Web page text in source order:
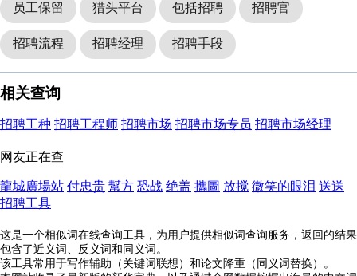
员工保留 猎头平台 包括招聘 招聘官
招聘流程 招聘经理 招聘手段
相关查询
招聘工种 招聘工程师 招聘市场 招聘市场专员 招聘市场经理
网友正在查
龍城廣場站 付忠贵 幫方 恐战 绝盖 攜圖 放搅 微笑的眼泪 送送
招聘工具
这是一个相似词在线查询工具，为用户提供相似词查询服务，返回的结果
包含了近义词、反义词和同义词。
该工具常用于写作辅助（关键词联想）和论文降重（同义词替换）。